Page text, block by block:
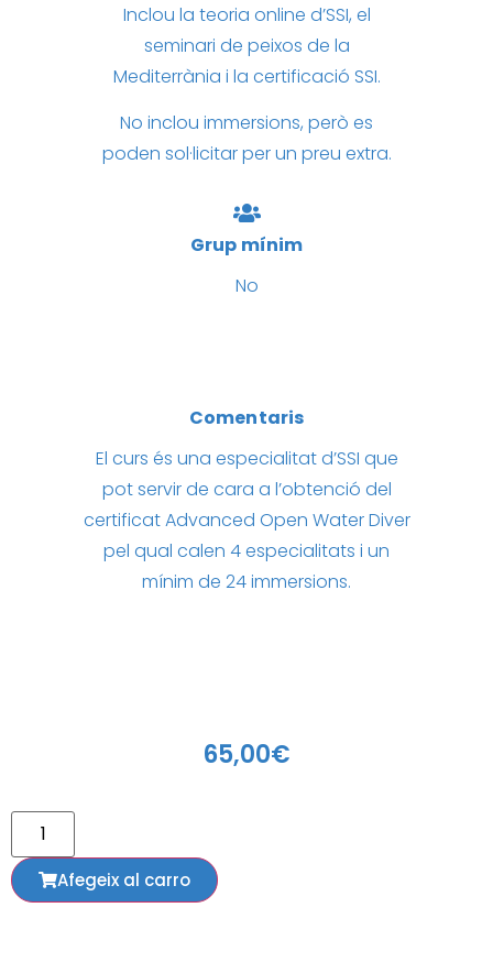
Inclou la teoria online d’SSI, el
seminari de peixos de la
Mediterrània i la certificació SSI.
No inclou immersions, però es
poden sol·licitar per un preu extra.
Grup mínim
No
Comentaris
El curs és una especialitat d’SSI que
pot servir de cara a l’obtenció del
certificat Advanced Open Water Diver
pel qual calen 4 especialitats i un
mínim de 24 immersions.
65,00€
Afegeix al carro